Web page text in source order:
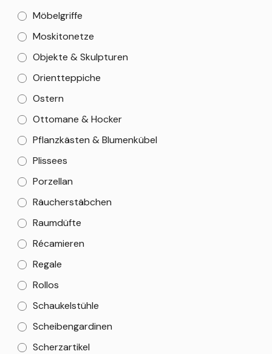
Möbelgriffe
Moskitonetze
Objekte & Skulpturen
Orientteppiche
Ostern
Ottomane & Hocker
Pflanzkästen & Blumenkübel
Plissees
Porzellan
Räucherstäbchen
Raumdüfte
Récamieren
Regale
Rollos
Schaukelstühle
Scheibengardinen
Scherzartikel